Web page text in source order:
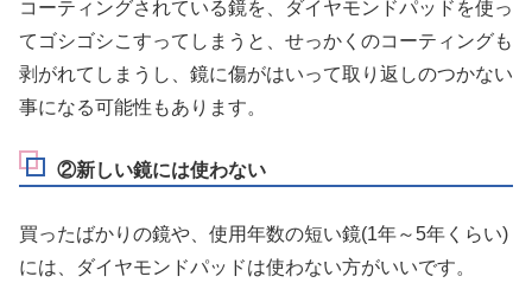
コーティングされている鏡を、ダイヤモンドパッドを使っ
てゴシゴシこすってしまうと、せっかくのコーティングも
剥がれてしまうし、鏡に傷がはいって取り返しのつかない
事になる可能性もあります。
②新しい鏡には使わない
買ったばかりの鏡や、使用年数の短い鏡(1年～5年くらい)
には、ダイヤモンドパッドは使わない方がいいです。